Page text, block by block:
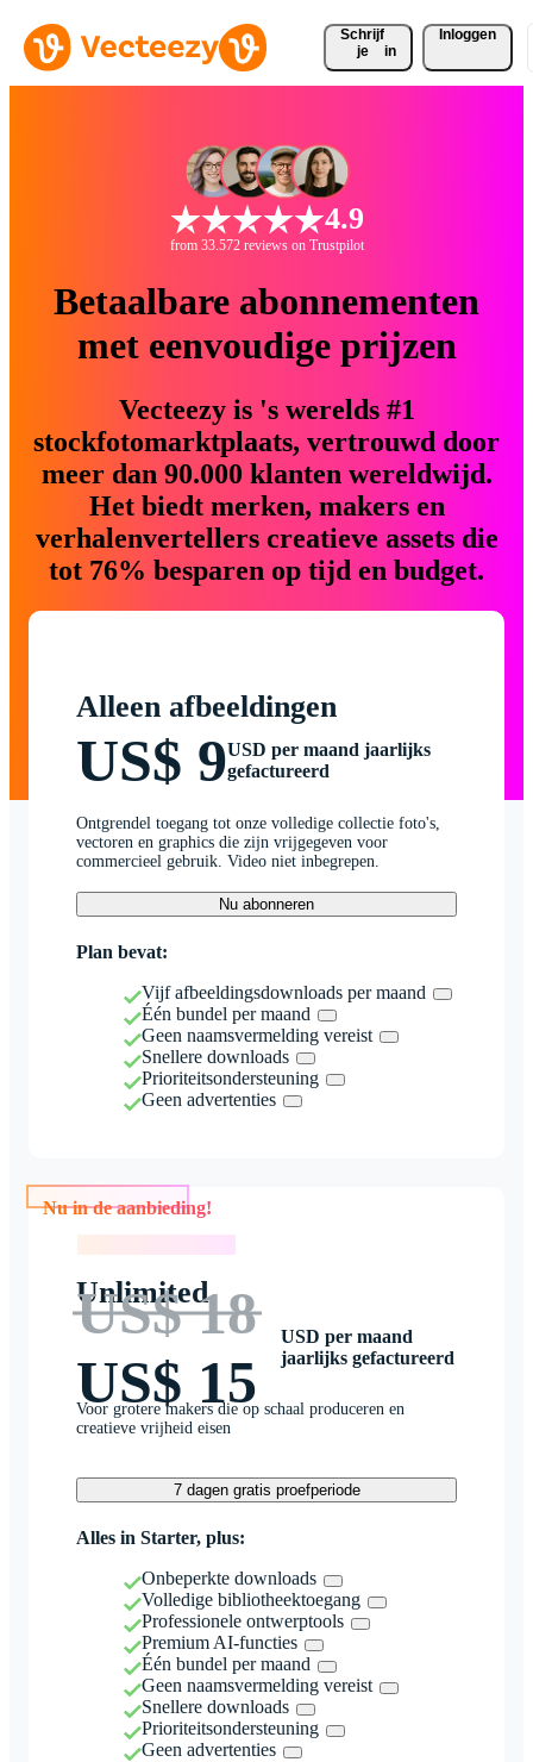
Schrijf
je
in
Inloggen
4.9
from 33.572 reviews on Trustpilot
Betaalbare abonnementen
met eenvoudige prijzen
Vecteezy is 's werelds #1
stockfotomarktplaats, vertrouwd door
meer dan 90.000 klanten wereldwijd.
Het biedt merken, makers en
verhalenvertellers creatieve assets die
tot 76% besparen op tijd en budget.
Alleen afbeeldingen
US$ 9USD per maand jaarlijks
gefactureerd
Ontgrendel toegang tot onze volledige collectie foto's,
vectoren en graphics die zijn vrijgegeven voor
commercieel gebruik. Video niet inbegrepen.
Nu abonneren
Plan bevat:
Vijf afbeeldingsdownloads per maand
Één bundel per maand
Geen naamsvermelding vereist
Snellere downloads
Prioriteitsondersteuning
Geen advertenties
Nu in de aanbieding!
Unlimited
US$ 18
US$ 15
USD per maand
jaarlijks gefactureerd
Voor grotere makers die op schaal produceren en
creatieve vrijheid eisen
7 dagen gratis proefperiode
Alles in Starter, plus:
Onbeperkte downloads
Volledige bibliotheektoegang
Professionele ontwerptools
Premium AI-functies
Één bundel per maand
Geen naamsvermelding vereist
Snellere downloads
Prioriteitsondersteuning
Geen advertenties